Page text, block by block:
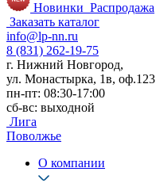
Новинки Распродажа
Заказать каталог
info@lp-nn.ru
8 (831) 262-19-75
г. Нижний Новгород,
ул. Монастырка, 1в, оф.123
пн-пт: 08:30-17:00
сб-вс: выходной
Лига
Поволжье
О компании